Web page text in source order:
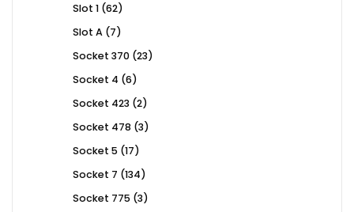
Slot 1 6262
Slot A 77
Socket 370 2323
Socket 4 66
Socket 423 22
Socket 478 33
Socket 5 1717
Socket 7 134134
Socket 775 33